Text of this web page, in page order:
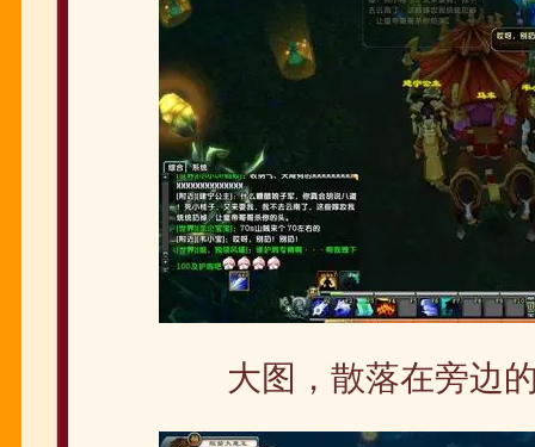
大图，散落在旁边的